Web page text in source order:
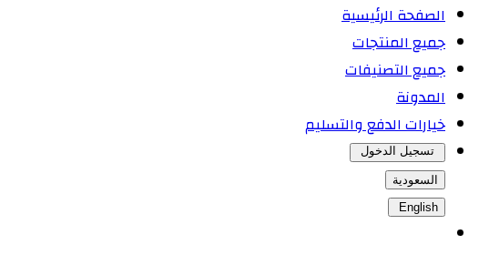
الصفحة الرئيسية
جميع المنتجات
جميع التصنيفات
المدونة
خيارات الدفع والتسليم
تسجيل الدخول
السعودية
English